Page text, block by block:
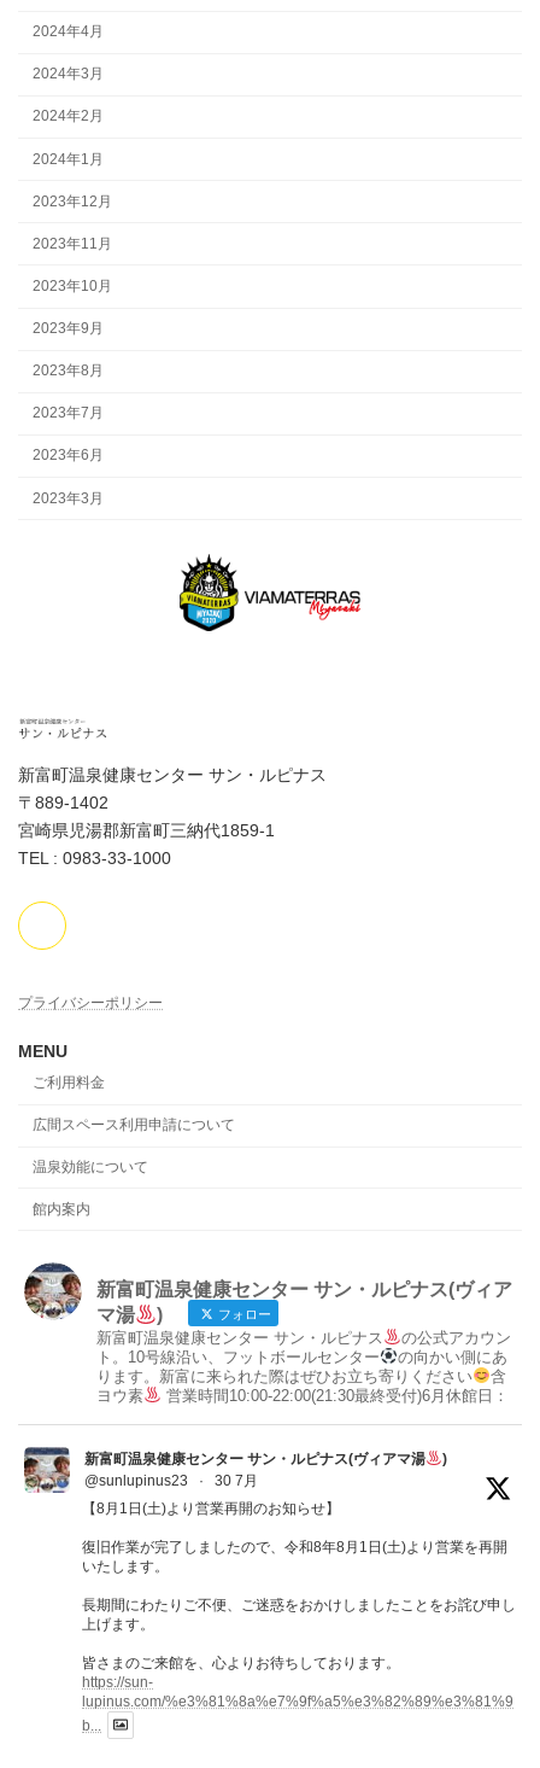
2024年4月
2024年3月
2024年2月
2024年1月
2023年12月
2023年11月
2023年10月
2023年9月
2023年8月
2023年7月
2023年6月
2023年3月
新富町温泉健康センター サン・ルピナス
〒889-1402
宮崎県児湯郡新富町三納代1859-1
TEL : 0983-33-1000
プライバシーポリシー
MENU
ご利用料金
広間スペース利用申請について
温泉効能について
館内案内
新富町温泉健康センター サン・ルピナス(ヴィア
マ湯
) フォロー
新富町温泉健康センター サン・ルピナス
の公式アカウン
ト。10号線沿い、フットボールセンター
の向かい側にあ
ります。新富に来られた際はぜひお立ち寄りください
含
ヨウ素
営業時間10:00-22:00(21:30最終受付)6月休館日：
新富町温泉健康センター サン・ルピナス(ヴィアマ湯
)
@sunlupinus23
·
30 7月
【8月1日(土)より営業再開のお知らせ】
復旧作業が完了しましたので、令和8年8月1日(土)より営業を再開
いたします。
長期間にわたりご不便、ご迷惑をおかけしましたことをお詫び申し
上げます。
皆さまのご来館を、心よりお待ちしております。
https://sun-
lupinus.com/%e3%81%8a%e7%9f%a5%e3%82%89%e3%81%9
b...